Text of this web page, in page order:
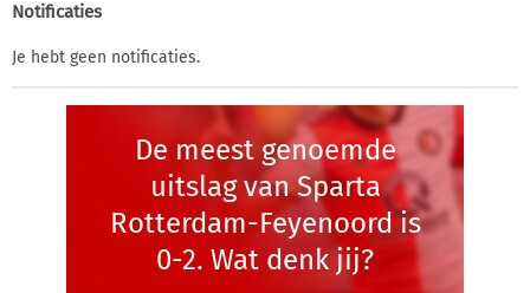
Notificaties
Je hebt geen notificaties.
De meest genoemde
uitslag van Sparta
Rotterdam-Feyenoord is
0-2. Wat denk jij?